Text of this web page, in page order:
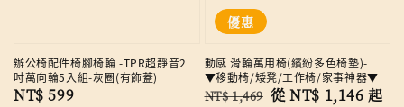
辦公椅配件椅腳椅輪 -TPR超靜音2
吋萬向輪5入組-灰圈(有飾蓋)
Regular
NT$ 599
優惠
動感 滑輪萬用椅(繽紛多色椅墊)-
▼移動椅/矮凳/工作椅/家事神器▼
Regular
NT$ 1,469 Sale
從NT$ 1,146 起